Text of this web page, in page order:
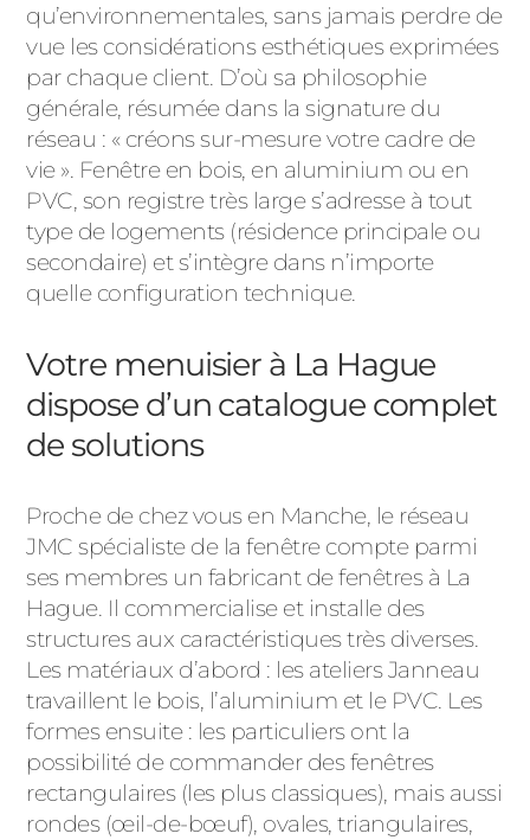
qu’environnementales, sans jamais perdre de
vue les considérations esthétiques exprimées
par chaque client. D’où sa philosophie
générale, résumée dans la signature du
réseau : « créons sur-mesure votre cadre de
vie ». Fenêtre en bois, en aluminium ou en
PVC, son registre très large s’adresse à tout
type de logements (résidence principale ou
secondaire) et s’intègre dans n’importe
quelle configuration technique.
Votre menuisier à La Hague
dispose d’un catalogue complet
de solutions
Proche de chez vous en Manche, le réseau
JMC spécialiste de la fenêtre compte parmi
ses membres un fabricant de fenêtres à La
Hague. Il commercialise et installe des
structures aux caractéristiques très diverses.
Les matériaux d’abord : les ateliers Janneau
travaillent le bois, l’aluminium et le PVC. Les
formes ensuite : les particuliers ont la
possibilité de commander des fenêtres
rectangulaires (les plus classiques), mais aussi
rondes (œil-de-bœuf), ovales, triangulaires,